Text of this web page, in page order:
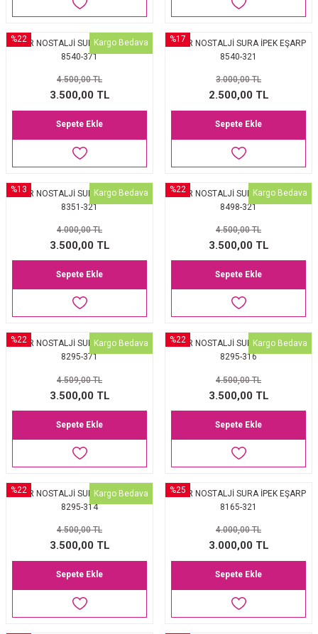
%22 Kargo Bedava
AKER NOSTALJİ SURA İPEK EŞARP
8540-371
4.500,00 TL
3.500,00 TL
Sepete Ekle
%17
AKER NOSTALJİ SURA İPEK EŞARP
8540-321
3.000,00 TL
2.500,00 TL
Sepete Ekle
%13 Kargo Bedava
AKER NOSTALJİ SURA İPEK EŞARP
8351-321
4.000,00 TL
3.500,00 TL
Sepete Ekle
%22 Kargo Bedava
AKER NOSTALJİ SURA İPEK EŞARP
8498-321
4.500,00 TL
3.500,00 TL
Sepete Ekle
%22 Kargo Bedava
AKER NOSTALJİ SURA İPEK EŞARP
8295-371
4.509,00 TL
3.500,00 TL
Sepete Ekle
%22 Kargo Bedava
AKER NOSTALJİ SURA İPEK EŞARP
8295-316
4.500,00 TL
3.500,00 TL
Sepete Ekle
%22 Kargo Bedava
AKER NOSTALJİ SURA İPEK EŞARP
8295-314
4.500,00 TL
3.500,00 TL
Sepete Ekle
%25
AKER NOSTALJİ SURA İPEK EŞARP
8165-321
4.000,00 TL
3.000,00 TL
Sepete Ekle